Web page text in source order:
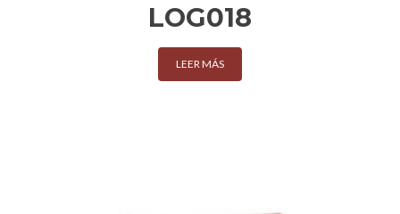
LOG018
LEER MÁS